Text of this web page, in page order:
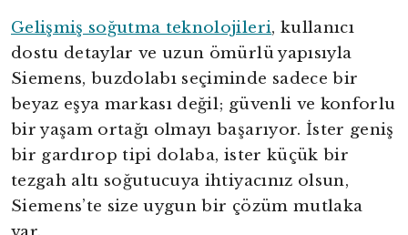
Gelişmiş soğutma teknolojileri, kullanıcı
dostu detaylar ve uzun ömürlü yapısıyla
Siemens, buzdolabı seçiminde sadece bir
beyaz eşya markası değil; güvenli ve konforlu
bir yaşam ortağı olmayı başarıyor. İster geniş
bir gardırop tipi dolaba, ister küçük bir
tezgah altı soğutucuya ihtiyacınız olsun,
Siemens’te size uygun bir çözüm mutlaka